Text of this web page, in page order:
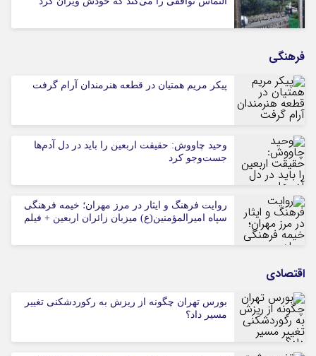
فرهنگی
پیکر مریم همتیان در قطعه هنرمندان آرام گرفت
وحید چاووش: حقیقت اربعین را باید در دل آدم‌ها
جست‌وجو کرد
روایت فرهنگ و ایثار در مرز مهران؛ خیمه فرهنگی
سپاه امیرالمؤمنین(ع) میزبان زائران اربعین + فیلم
اقتصادی
بورس تهران چگونه از ریزش به رکوردشکنی تغییر
مسیر داد؟